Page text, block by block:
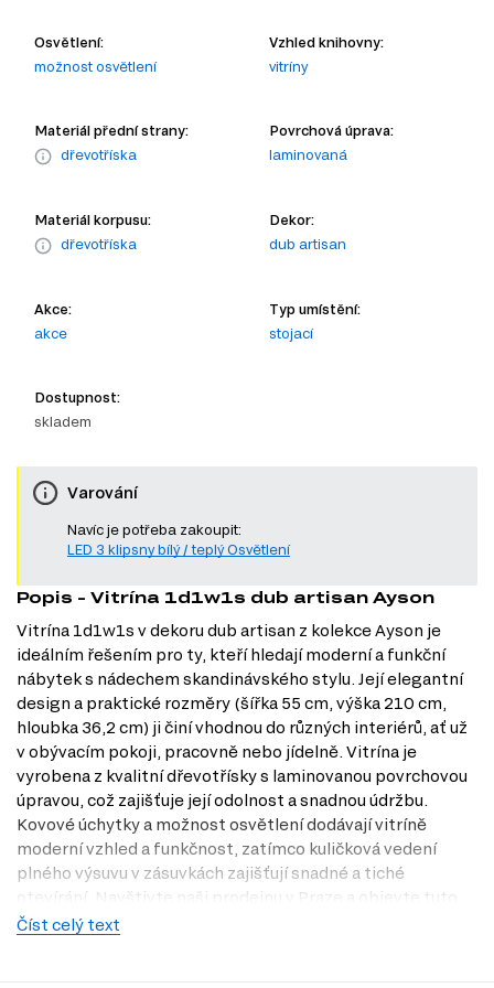
Osvětlení:
možnost osvětlení
Vzhled knihovny:
vitríny
Materiál přední strany:
dřevotříska
Povrchová úprava:
laminovaná
Materiál korpusu:
dřevotříska
Dekor:
dub artisan
Akce:
akce
Typ umístění:
stojací
Dostupnost:
skladem
Varování
Navíc je potřeba zakoupit:
LED 3 klipsny bílý / teplý Osvětlení
Popis - Vitrína 1d1w1s dub artisan Ayson
Vitrína 1d1w1s v dekoru dub artisan z kolekce Ayson je
ideálním řešením pro ty, kteří hledají moderní a funkční
nábytek s nádechem skandinávského stylu. Její elegantní
design a praktické rozměry (šířka 55 cm, výška 210 cm,
hloubka 36,2 cm) ji činí vhodnou do různých interiérů, ať už
v obývacím pokoji, pracovně nebo jídelně. Vitrína je
vyrobena z kvalitní dřevotřísky s laminovanou povrchovou
úpravou, což zajišťuje její odolnost a snadnou údržbu.
Kovové úchytky a možnost osvětlení dodávají vitríně
moderní vzhled a funkčnost, zatímco kuličková vedení
plného výsuvu v zásuvkách zajišťují snadné a tiché
otevírání. Navštivte naši prodejnu v Praze a objevte tuto
krásnou vitrínu na vlastní oči.
Číst celý text